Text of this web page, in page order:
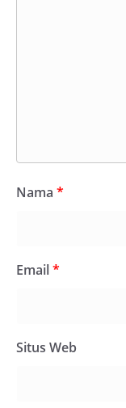
Nama *
Email*
Situs Web